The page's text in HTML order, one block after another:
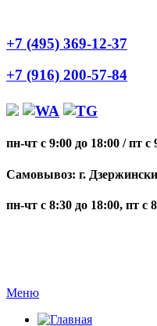
+7 (495) 369-12-37
+7 (916) 200-57-84
пн-чт с 9:00 до 18:00 /пт с
Самовывоз: г.
пн-чт с 8:30 до 18:00, пт с
Меню